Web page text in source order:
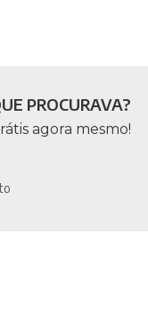
PROCURAVA?
agora mesmo!